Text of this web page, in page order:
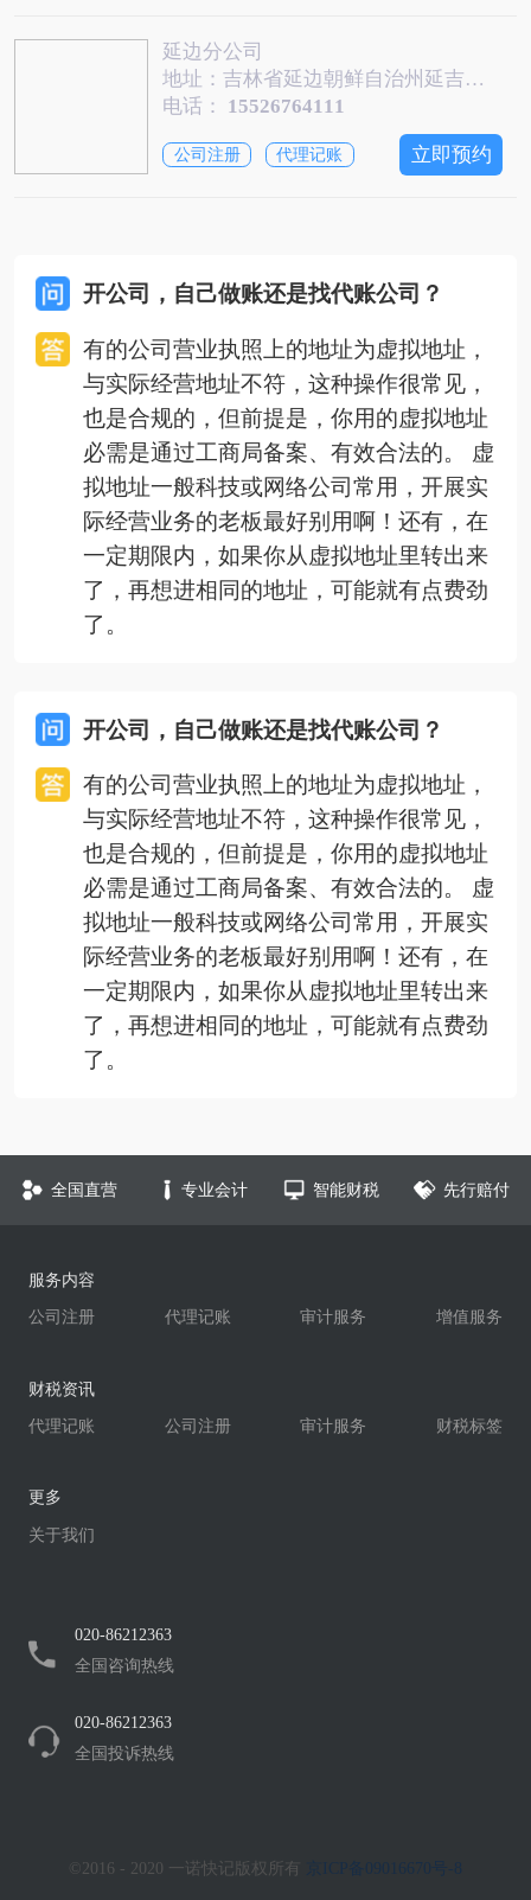
延边分公司
地址：吉林省延边朝鲜自治州延吉市人民路103号
电话： 15526764111
公司注册 代理记账 立即预约
开公司，自己做账还是找代账公司？
有的公司营业执照上的地址为虚拟地址，
与实际经营地址不符，这种操作很常见，
也是合规的，但前提是，你用的虚拟地址
必需是通过工商局备案、有效合法的。 虚
拟地址一般科技或网络公司常用，开展实
际经营业务的老板最好别用啊！还有，在
一定期限内，如果你从虚拟地址里转出来
了，再想进相同的地址，可能就有点费劲
了。
开公司，自己做账还是找代账公司？
有的公司营业执照上的地址为虚拟地址，
与实际经营地址不符，这种操作很常见，
也是合规的，但前提是，你用的虚拟地址
必需是通过工商局备案、有效合法的。 虚
拟地址一般科技或网络公司常用，开展实
际经营业务的老板最好别用啊！还有，在
一定期限内，如果你从虚拟地址里转出来
了，再想进相同的地址，可能就有点费劲
了。
全国直营 专业会计 智能财税 先行赔付
服务内容
公司注册
代理记账 审计服务 增值服务
财税资讯
代理记账
公司注册 审计服务 财税标签
更多
关于我们
020-86212363
全国咨询热线
020-86212363
全国投诉热线
©2016 - 2020 一诺快记版权所有 京ICP备09016670号-8